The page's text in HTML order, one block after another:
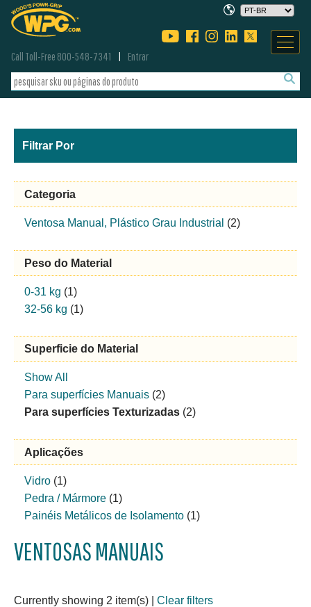
Call Toll-Free 800-548-7341 Entrar
Filtrar Por
Categoria
Ventosa Manual, Plástico Grau Industrial (2)
Peso do Material
0-31 kg (1)
32-56 kg (1)
Superficie do Material
Show All
Para superfícies Manuais (2)
Para superfícies Texturizadas (2)
Aplicações
Vidro (1)
Pedra / Mármore (1)
Painéis Metálicos de Isolamento (1)
VENTOSAS MANUAIS
Currently showing 2 item(s) Clear filters